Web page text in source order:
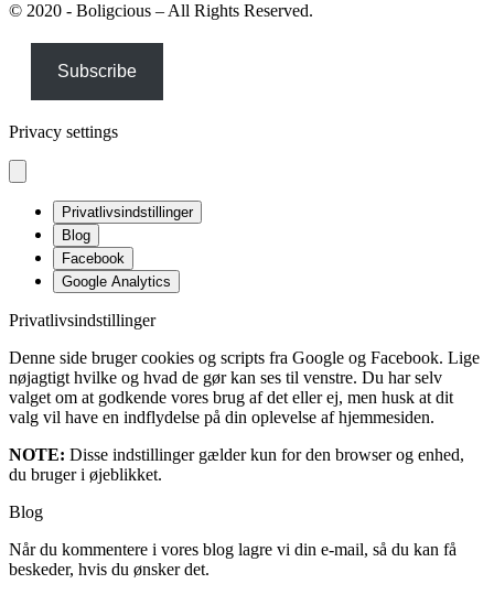
© 2020 - Boligcious – All Rights Reserved.
Subscribe
Privacy settings
Privatlivsindstillinger
Blog
Facebook
Google Analytics
Privatlivsindstillinger
Denne side bruger cookies og scripts fra Google og Facebook. Lige
nøjagtigt hvilke og hvad de gør kan ses til venstre. Du har selv
valget om at godkende vores brug af det eller ej, men husk at dit
valg vil have en indflydelse på din oplevelse af hjemmesiden.
NOTE: Disse indstillinger gælder kun for den browser og enhed,
du bruger i øjeblikket.
Blog
Når du kommentere i vores blog lagre vi din e-mail, så du kan få
beskeder, hvis du ønsker det.